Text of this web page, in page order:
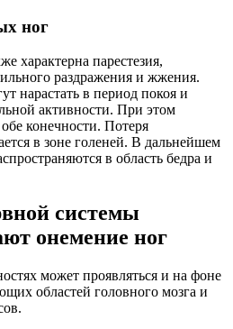
ног
характерна парестезия,
раздражения и жжения.
нарастать в период покоя и
активности. При этом
конечности. Потеря
в зоне голеней. В дальнейшем
в область бедра и
системы
онемение ног
может проявляться и на фоне
областей головного мозга и